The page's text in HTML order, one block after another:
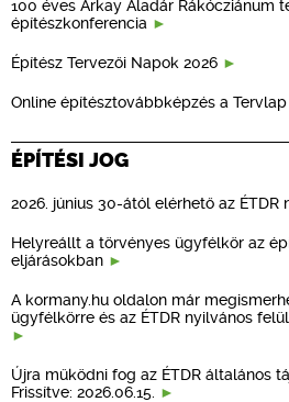
100 éves Árkay Aladár Rákócziánum
építészkonferencia
Építész Tervezői Napok 2026
Online építésztovábbképzés a
ÉPÍTÉSI JOG
2026. június 30-ától elérhető az ÉTDR
Helyreállt a törvényes ügyfélkör az
eljárásokban
A kormany.hu oldalon már
ügyfélkörre és az ÉTDR nyilvános
Újra működni fog az ÉTDR általános
Frissítve: 2026.06.15.